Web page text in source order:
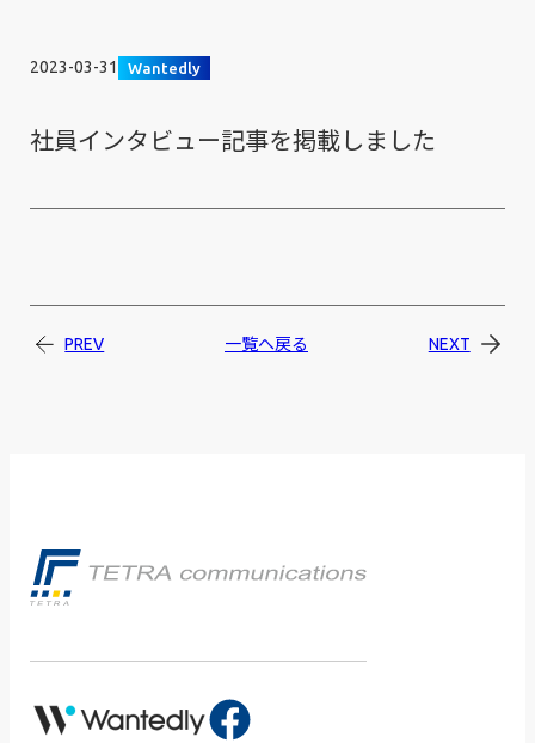
2023-03-31 Wantedly
社員インタビュー記事を掲載しました
PREV 一覧へ戻る NEXT